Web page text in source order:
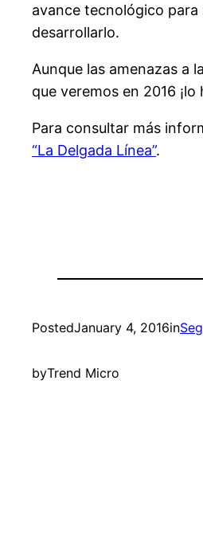
avance tecnológico para
desarrollarlo.
Aunque las amenazas a
que veremos en 2016
Para consultar más
“La Delgada Línea”.
PostedJanuary 4, 2016in
byTrend Micro